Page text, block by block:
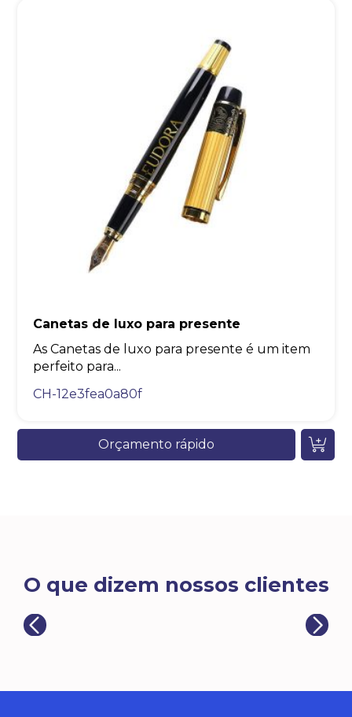
Canetas de luxo para presente
As Canetas de luxo para presente é um item
perfeito para...
CH-12e3fea0a80f
Orçamento rápido
O que dizem nossos clientes